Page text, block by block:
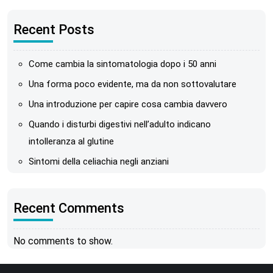
Recent Posts
Come cambia la sintomatologia dopo i 50 anni
Una forma poco evidente, ma da non sottovalutare
Una introduzione per capire cosa cambia davvero
Quando i disturbi digestivi nell’adulto indicano
intolleranza al glutine
Sintomi della celiachia negli anziani
Recent Comments
No comments to show.